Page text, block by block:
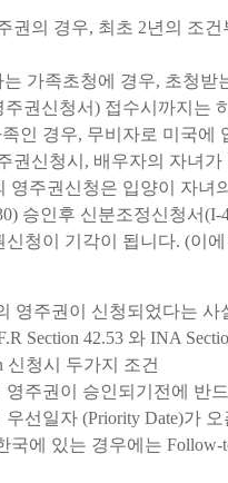
권의 경우, 최초 2년의 조
가족초청에 경우, 초청
주권신청서) 접수시까지는
인 경우, 무비자로 미국에
권신청시, 배우자의 자녀
영주권신청은 입양이 자녀
승인후 신분조정신청서
신청이 기각이 됩니다. (이
영주권이 신청되었다는
Section 42.53 와 INA
신청시 두가지 조건
영주권이 승인되기전에 반
선일자 (Priority Date)가
국에 있는 경우에는 Follow-